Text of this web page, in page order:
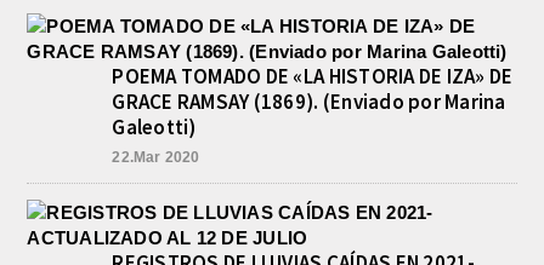
POEMA TOMADO DE «LA HISTORIA DE IZA» DE
GRACE RAMSAY (1869). (Enviado por Marina
Galeotti)
22.Mar 2020